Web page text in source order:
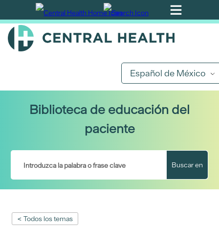
Ir
al
contenido
Español de México
Biblioteca de educación del
paciente
Buscar en
< Todos los temas